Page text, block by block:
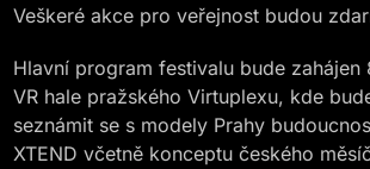
Veškeré akce pro veřejnost budou
Hlavní program festivalu bude zahájen
VR hale pražského Virtuplexu, kde
seznámit se s modely Prahy
XTEND včetně konceptu českého